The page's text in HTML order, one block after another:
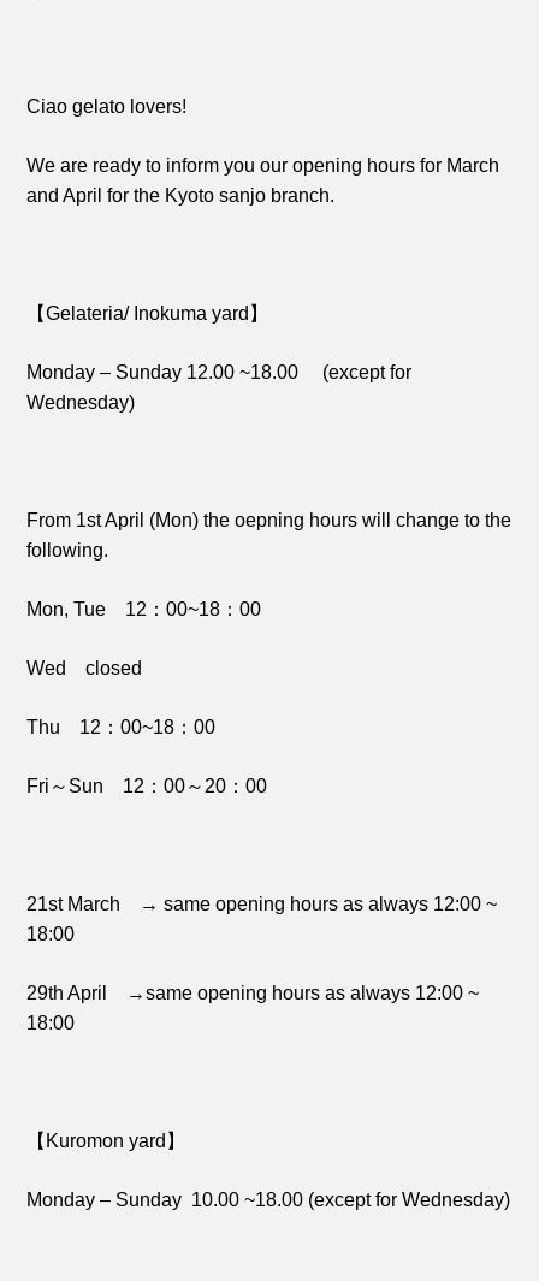
Ciao gelato lovers!
We are ready to inform you our opening hours for March
and April for the Kyoto sanjo branch.
【Gelateria/ Inokuma yard】
Monday – Sunday 12.00 ~18.00 (except for
Wednesday)
From 1st April (Mon) the oepning hours will change to the
following.
Mon, Tue 12：00~18：00
Wed closed
Thu 12：00~18：00
Fri～Sun 12：00～20：00
21st March → same opening hours as always 12:00 ~
18:00
29th April →same opening hours as always 12:00 ~
18:00
【Kuromon yard】
Monday – Sunday 10.00 ~18.00 (except for Wednesday)